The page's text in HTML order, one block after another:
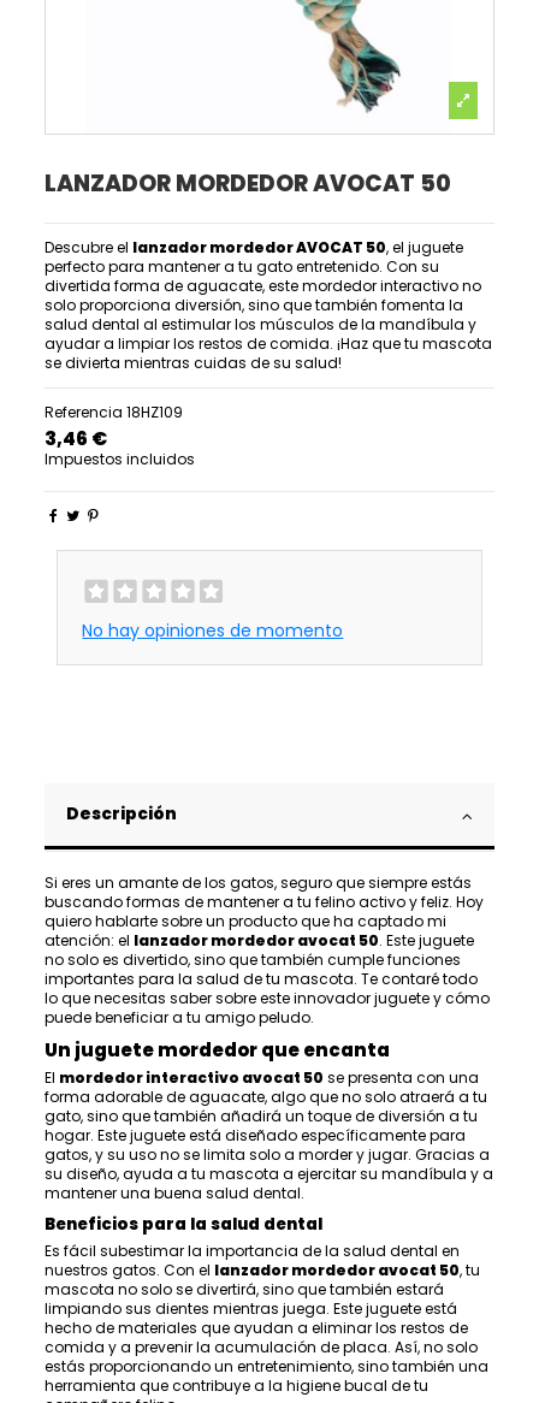
LANZADOR MORDEDOR AVOCAT 50
Descubre el lanzador mordedor AVOCAT 50, el juguete
perfecto para mantener a tu gato entretenido. Con su
divertida forma de aguacate, este mordedor interactivo no
solo proporciona diversión, sino que también fomenta la
salud dental al estimular los músculos de la mandíbula y
ayudar a limpiar los restos de comida. ¡Haz que tu mascota
se divierta mientras cuidas de su salud!
Referencia 18HZ109
3,46 €
Impuestos incluidos
No hay opiniones de momento
Descripción
Si eres un amante de los gatos, seguro que siempre estás
buscando formas de mantener a tu felino activo y feliz. Hoy
quiero hablarte sobre un producto que ha captado mi
atención: el lanzador mordedor avocat 50. Este juguete
no solo es divertido, sino que también cumple funciones
importantes para la salud de tu mascota. Te contaré todo
lo que necesitas saber sobre este innovador juguete y cómo
puede beneficiar a tu amigo peludo.
Un juguete mordedor que encanta
El mordedor interactivo avocat 50 se presenta con una
forma adorable de aguacate, algo que no solo atraerá a tu
gato, sino que también añadirá un toque de diversión a tu
hogar. Este juguete está diseñado específicamente para
gatos, y su uso no se limita solo a morder y jugar. Gracias a
su diseño, ayuda a tu mascota a ejercitar su mandíbula y a
mantener una buena salud dental.
Beneficios para la salud dental
Es fácil subestimar la importancia de la salud dental en
nuestros gatos. Con el lanzador mordedor avocat 50, tu
mascota no solo se divertirá, sino que también estará
limpiando sus dientes mientras juega. Este juguete está
hecho de materiales que ayudan a eliminar los restos de
comida y a prevenir la acumulación de placa. Así, no solo
estás proporcionando un entretenimiento, sino también una
herramienta que contribuye a la higiene bucal de tu